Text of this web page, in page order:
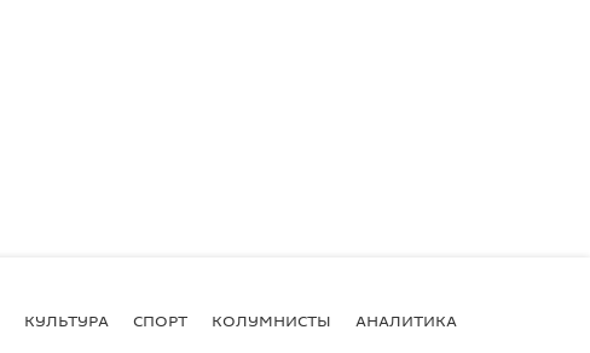
КУЛЬТУРА СПОРТ КОЛУМНИСТЫ АНАЛИТИКА